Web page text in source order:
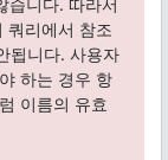
습니다. 따라서
쿼리에서 참조
됩니다. 사용자
하는 경우 항
이름의 유효